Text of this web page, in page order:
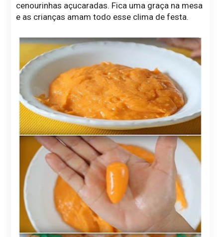
cenourinhas açucaradas. Fica uma graça na mesa
e as crianças amam todo esse clima de festa.